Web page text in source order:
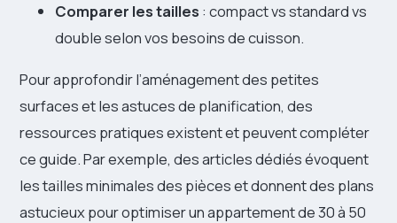
Comparer les tailles : compact vs standard vs
double selon vos besoins de cuisson.
Pour approfondir l’aménagement des petites
surfaces et les astuces de planification, des
ressources pratiques existent et peuvent compléter
ce guide. Par exemple, des articles dédiés évoquent
les tailles minimales des pièces et donnent des plans
astucieux pour optimiser un appartement de 30 à 50